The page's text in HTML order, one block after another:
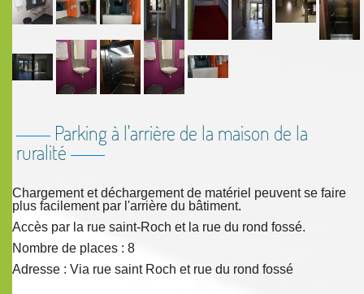
Parking à l'arrière de la maison de la
ruralité
Chargement et déchargement de matériel peuvent se faire
plus facilement par l'arrière du bâtiment.
Accès par la rue saint-Roch et la rue du rond fossé.
Nombre de places : 8
Adresse : Via rue saint Roch et rue du rond fossé